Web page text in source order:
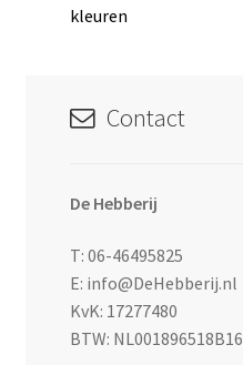
kleuren
Contact
De Hebberij
T: 06-46495825
E: info@DeHebberij.nl
KvK: 17277480
BTW: NL001896518B16